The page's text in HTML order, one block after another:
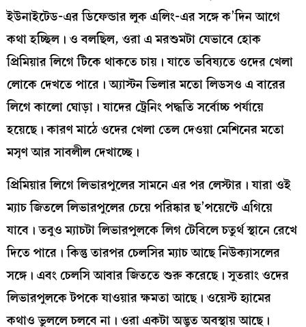
ইউনাইটেড-এর ডিফেন্ডার লুক এলিং-এর সঙ্গে ক’দিন আগে
কথা হচ্ছিল। ও বলছিল, ওরা এ মরশুমটা যেভাবে হোক
প্রিমিয়ার লিগে টিকে থাকতে চায়। যাতে ভবিষ্যতে ওদের খেলা
লোকে দেখতে পারে। অ্যাস্টন ভিলার মতো লিডসও এ বারের
লিগে কালো ঘোড়া। যাদের ট্রেনিং পদ্ধতি সর্বোচ্চ পর্যায়ে
হয়েছে। কারণ মাঠে ওদের খেলা তেল দেওয়া মেশিনের মতো
মসৃণ আর সাবলীল দেখাচ্ছে।
প্রিমিয়ার লিগে লিভারপুলের সামনে এর পর লেস্টার। যারা ওই
ম্যাচ জিতলে লিভারপুলের চেয়ে পরিষ্কার ছ’পয়েন্টে এগিয়ে
যাবে। তবুও ম্যাচটা লিভারপুলকে লিগ টেবিলে চতুর্থ স্থানে রেখে
দিতে পারে। কিন্তু তারপর চেলসির ম্যাচ আছে নিউক্যাসলের
সঙ্গে। এবং চেলসি আবার জিততে শুরু করেছে। সুতরাং ওদের
লিভারপুলকে টপকে যাওয়ার ক্ষমতা আছে। ওয়েস্ট হ্যামের
কথাও ভুললে চলবে না। ওরা একটা অদ্ভুত অবস্থায় আছে।